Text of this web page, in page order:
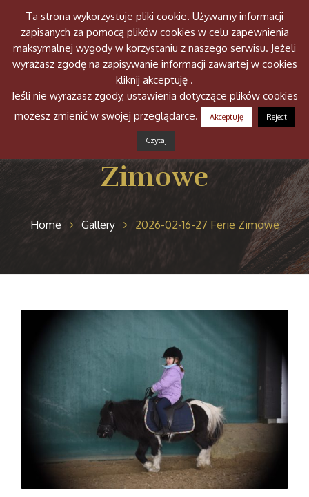
2026-02-16-27 Ferie
Zimowe
Home Gallery 2026-02-16-27 Ferie Zimowe
Ta strona wykorzystuje pliki cookie. Używamy informacji
zapisanych za pomocą plików cookies w celu zapewnienia
maksymalnej wygody w korzystaniu z naszego serwisu. Jeżeli
wyrażasz zgodę na zapisywanie informacji zawartej w cookies
kliknij akceptuję .
Jeśli nie wyrażasz zgody, ustawienia dotyczące plików cookies
możesz zmienić w swojej przeglądarce.
Akceptuję Reject
Czytaj